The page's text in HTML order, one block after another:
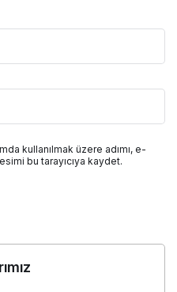
kullanılmak üzere adımı, e-
bu tarayıcıya kaydet.